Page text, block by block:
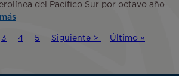
del Pacífico Sur por octavo año
Página
3 Página
4 Página
5
Siguiente
Siguiente >
Última
Último »